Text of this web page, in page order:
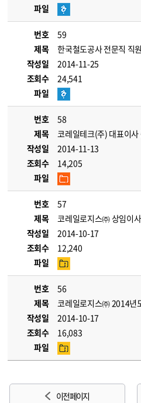
파일
번호
59
제목
한국철도공사 전문직 직
작성일
2014-11-25
조회수
24,541
파일
번호
58
제목
코레일테크(주) 대표이
작성일
2014-11-13
조회수
14,205
파일
번호
57
제목
코레일로지스㈜ 상임이
작성일
2014-10-17
조회수
12,240
파일
번호
56
제목
코레일로지스㈜ 2014년
작성일
2014-10-17
조회수
16,083
파일
이전 페이지